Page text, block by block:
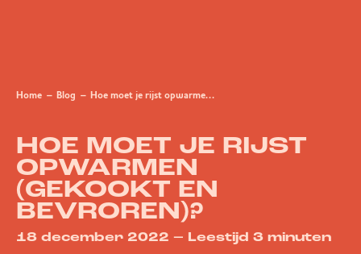
Home Blog Hoe moet je rijst opwarmen (gekookt en bevroren)?
HOE MOET JE RIJST
OPWARMEN
(GEKOOKT EN
BEVROREN)?
18 december 2022 – Leestijd 3 minuten